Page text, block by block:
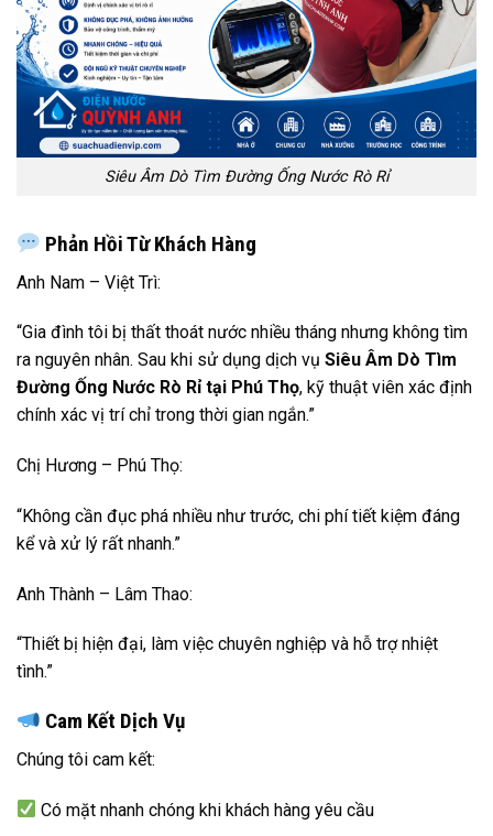
Siêu Âm Dò Tìm Đường Ống Nước Rò Rỉ
Phản Hồi Từ Khách Hàng
Anh Nam – Việt Trì:
“Gia đình tôi bị thất thoát nước nhiều tháng nhưng không tìm
ra nguyên nhân. Sau khi sử dụng dịch vụ Siêu Âm Dò Tìm
Đường Ống Nước Rò Rỉ tại Phú Thọ, kỹ thuật viên xác định
chính xác vị trí chỉ trong thời gian ngắn.”
Chị Hương – Phú Thọ:
“Không cần đục phá nhiều như trước, chi phí tiết kiệm đáng
kể và xử lý rất nhanh.”
Anh Thành – Lâm Thao:
“Thiết bị hiện đại, làm việc chuyên nghiệp và hỗ trợ nhiệt
tình.”
Cam Kết Dịch Vụ
Chúng tôi cam kết:
Có mặt nhanh chóng khi khách hàng yêu cầu